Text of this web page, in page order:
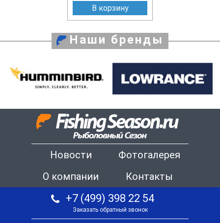
В корзину
Наши бренды
Новости
Фотогалерея
О компании
Контакты
+7 (499) 398 22 54
Заказать обратный звонок